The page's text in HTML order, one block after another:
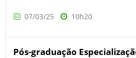
07/03/25 10h20
Pós-graduação